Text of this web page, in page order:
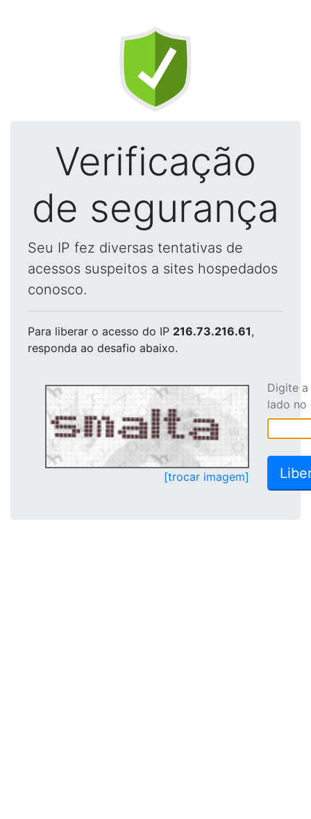
Verificação
de segurança
Seu IP fez diversas tentativas de
acessos suspeitos a sites hospedados
conosco.
Para liberar o acesso do IP 216.73.216.61,
responda ao desafio abaixo.
[trocar imagem]
Digite
lado no